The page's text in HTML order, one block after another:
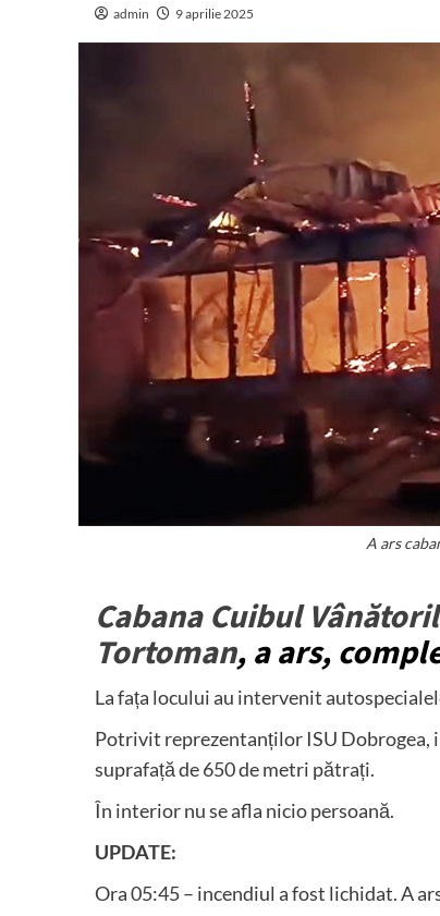
admin 9 aprilie 2025
A ars
Cabana Cuibul
Tortoman, a ars,
La fața locului au intervenit
Potrivit reprezentanților ISU Dobrogea,
suprafață de 650 de metri pătrați.
În interior nu se afla nicio persoană.
UPDATE:
Ora 05:45 – incendiul a fost lichidat. A